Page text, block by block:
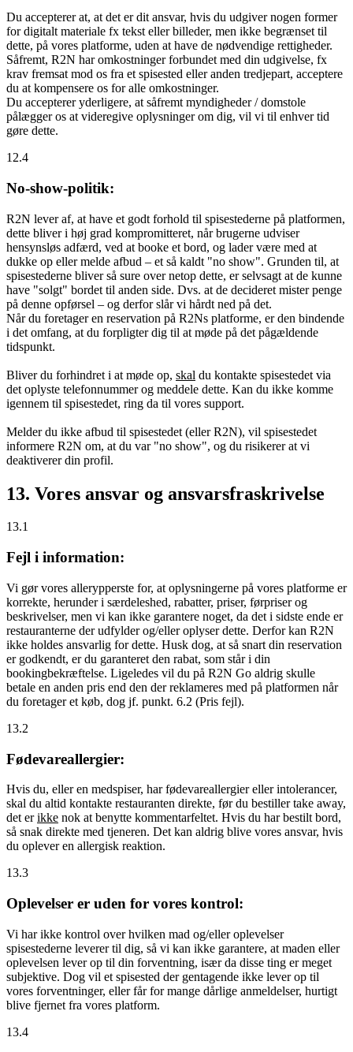
Du accepterer at, at det er dit ansvar, hvis du udgiver nogen former
for digitalt materiale fx tekst eller billeder, men ikke begrænset til
dette, på vores platforme, uden at have de nødvendige rettigheder.
Såfremt, R2N har omkostninger forbundet med din udgivelse, fx
krav fremsat mod os fra et spisested eller anden tredjepart, acceptere
du at kompensere os for alle omkostninger.
Du accepterer yderligere, at såfremt myndigheder / domstole
pålægger os at videregive oplysninger om dig, vil vi til enhver tid
gøre dette.
12.4
No-show-politik:
R2N lever af, at have et godt forhold til spisestederne på platformen,
dette bliver i høj grad kompromitteret, når brugerne udviser
hensynsløs adfærd, ved at booke et bord, og lader være med at
dukke op eller melde afbud – et så kaldt "no show". Grunden til, at
spisestederne bliver så sure over netop dette, er selvsagt at de kunne
have "solgt" bordet til anden side. Dvs. at de decideret mister penge
på denne opførsel – og derfor slår vi hårdt ned på det.
Når du foretager en reservation på R2Ns platforme, er den bindende
i det omfang, at du forpligter dig til at møde på det pågældende
tidspunkt.
Bliver du forhindret i at møde op, skal du kontakte spisestedet via
det oplyste telefonnummer og meddele dette. Kan du ikke komme
igennem til spisestedet, ring da til vores support.
Melder du ikke afbud til spisestedet (eller R2N), vil spisestedet
informere R2N om, at du var "no show", og du risikerer at vi
deaktiverer din profil.
13. Vores ansvar og ansvarsfraskrivelse
13.1
Fejl i information:
Vi gør vores allerypperste for, at oplysningerne på vores platforme er
korrekte, herunder i særdeleshed, rabatter, priser, førpriser og
beskrivelser, men vi kan ikke garantere noget, da det i sidste ende er
restauranterne der udfylder og/eller oplyser dette. Derfor kan R2N
ikke holdes ansvarlig for dette. Husk dog, at så snart din reservation
er godkendt, er du garanteret den rabat, som står i din
bookingbekræftelse. Ligeledes vil du på R2N Go aldrig skulle
betale en anden pris end den der reklameres med på platformen når
du foretager et køb, dog jf. punkt. 6.2 (Pris fejl).
13.2
Fødevareallergier:
Hvis du, eller en medspiser, har fødevareallergier eller intolerancer,
skal du altid kontakte restauranten direkte, før du bestiller take away,
det erikke nok at benytte kommentarfeltet. Hvis du har bestilt bord,
så snak direkte med tjeneren. Det kan aldrig blive vores ansvar, hvis
du oplever en allergisk reaktion.
13.3
Oplevelser er uden for vores kontrol:
Vi har ikke kontrol over hvilken mad og/eller oplevelser
spisestederne leverer til dig, så vi kan ikke garantere, at maden eller
oplevelsen lever op til din forventning, især da disse ting er meget
subjektive. Dog vil et spisested der gentagende ikke lever op til
vores forventninger, eller får for mange dårlige anmeldelser, hurtigt
blive fjernet fra vores platform.
13.4